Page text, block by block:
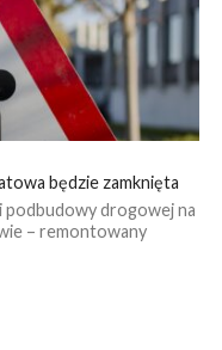
będzie zamknięta
podbudowy drogowej na
– remontowany